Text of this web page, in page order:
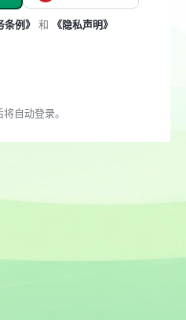
条例》 和 《隐私声明》
自动登录。